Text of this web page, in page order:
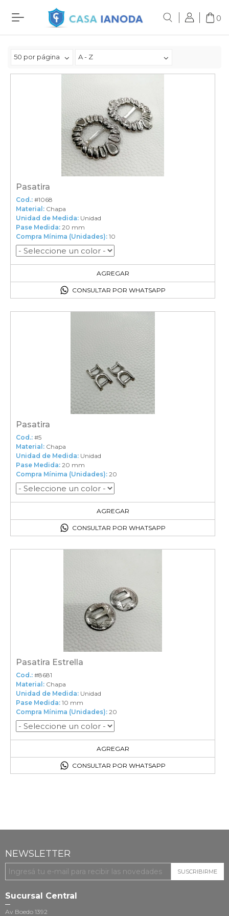
0
50 por página A - Z
Pasatira
Cod.: #1068
Material: Chapa
Unidad de Medida: Unidad
Pase Medida: 20 mm
Compra Mínima (Unidades): 10
AGREGAR
10en el carrito
CONSULTAR POR WHATSAPP
Pasatira
Cod.: #5
Material: Chapa
Unidad de Medida: Unidad
Pase Medida: 20 mm
Compra Mínima (Unidades): 20
AGREGAR
20en el carrito
CONSULTAR POR WHATSAPP
Pasatira Estrella
Cod.: #8681
Material: Chapa
Unidad de Medida: Unidad
Pase Medida: 10 mm
Compra Mínima (Unidades): 20
AGREGAR
20en el carrito
CONSULTAR POR WHATSAPP
NEWSLETTER
SUSCRIBIRME
Sucursal Central
Av Boedo 1392